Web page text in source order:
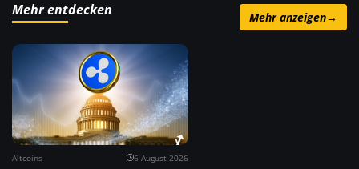
Mehr entdecken Mehr anzeigen→
Altcoins 6 August 2026